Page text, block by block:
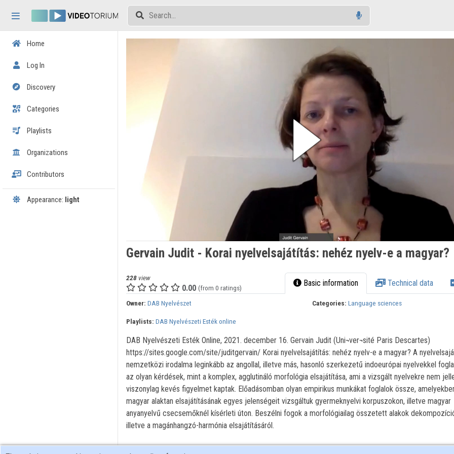
Home
Log In
Discovery
Categories
Playlists
Organizations
Contributors
Appearance: light
Gervain Judit - Korai nyelvelsajátítás: nehéz nyelv-e a magyar?
228view
0.00 (from 0 ratings) Basic information Technical data
Owner: DAB Nyelvészet Categories: Language sciences
Playlists: DAB Nyelvészeti Esték online
DAB Nyelvészeti Esték Online, 2021. december 16. Gervain Judit (Uni¬ver¬sité Paris Descartes)
https://sites.google.com/site/juditgervain/ Korai nyelvelsajátítás: nehéz nyelv-e a magyar? A
nemzetközi irodalma leginkább az angollal, illetve más, hasonló szerkezetű indoeurópai nyelvekkel
az olyan kérdések, mint a komplex, agglutináló morfológia elsajátítása, ami a vizsgált nyelvekre nem
viszonylag kevés figyelmet kaptak. Előadásomban olyan empirikus munkákat foglalok össze,
magyar alaktan elsajátításának egyes jelenségeit vizsgáltuk gyermeknyelvi korpuszokon, illetve magyar
anyanyelvű csecsemőknél kísérleti úton. Beszélni fogok a morfológiailag összetett alakok
illetve a magánhangzó-harmónia elsajátításáról.